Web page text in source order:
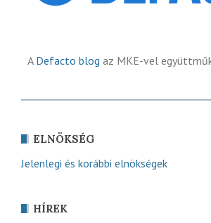
A Defacto blog az MKE-vel
ELNÖKSÉG
Jelenlegi és korábbi elnökségek
HÍREK